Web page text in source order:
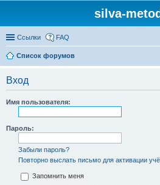
silva-
Ссылки FAQ
Список форумов
Вход
Имя пользователя:
Пароль:
Забыли пароль?
Повторно выслать письмо для активации
Запомнить меня